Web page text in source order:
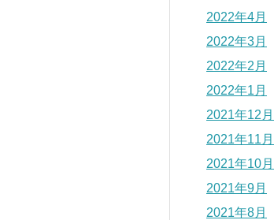
2022年4月
2022年3月
2022年2月
2022年1月
2021年12月
2021年11月
2021年10月
2021年9月
2021年8月